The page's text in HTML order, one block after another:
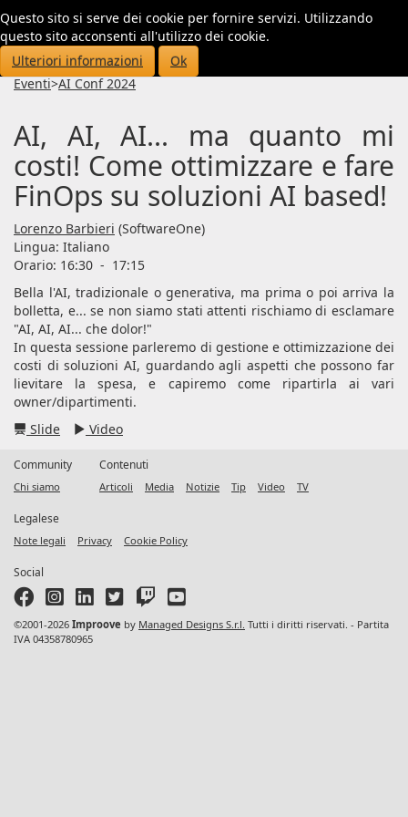
Questo sito si serve dei cookie per fornire servizi. Utilizzando
questo sito acconsenti all'utilizzo dei cookie.
Ulteriori informazioni
Ok
Eventi>AI Conf 2024
AI, AI, AI... ma quanto mi
costi! Come ottimizzare e fare
FinOps su soluzioni AI based!
Lorenzo Barbieri (SoftwareOne)
Lingua: Italiano
Orario: 16:30 - 17:15
Bella l'AI, tradizionale o generativa, ma prima o poi arriva la
bolletta, e... se non siamo stati attenti rischiamo di esclamare
"AI, AI, AI... che dolor!"
In questa sessione parleremo di gestione e ottimizzazione dei
costi di soluzioni AI, guardando agli aspetti che possono far
lievitare la spesa, e capiremo come ripartirla ai vari
owner/dipartimenti.
Slide
Video
Community
Chi siamo
Contenuti
Articoli Media Notizie Tip Video TV
Legalese
Note legali Privacy Cookie Policy
Social
©2001-2026 Improove by Managed Designs S.r.l. Tutti i diritti riservati. - Partita
IVA 04358780965